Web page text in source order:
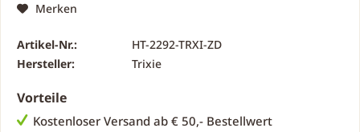
Merken
Artikel-Nr.:
HT-2292-TRXI-ZD
Hersteller:
Trixie
Vorteile
Kostenloser Versand ab € 50,- Bestellwert